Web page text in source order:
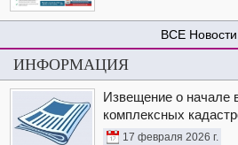
Новости
ИНФОРМАЦИЯ
Извещение о начале
комплексных
17 февраля 2026 г.